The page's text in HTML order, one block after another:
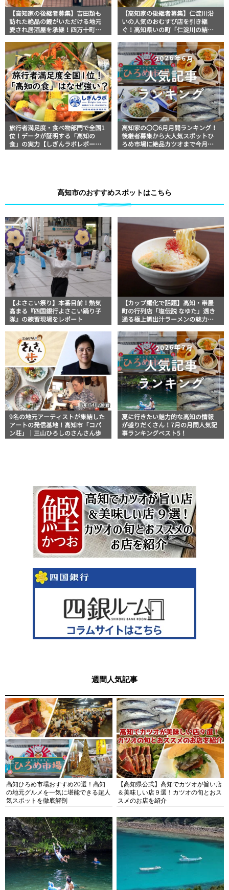
【高知家の後継者募集】吉田類も
訪れた絶品の鰹がいただける地元
愛され居酒屋を承継！四万十町
【高知家の後継者募集】仁淀川沿
いの人気のおむすび店を引き継
ぐ！高知県いの町「仁淀川の結
旅行者満足度・食べ物部門で全国1
位！データが証明する「高知の
食」の実力【しぎんラボレポー
高知家の〇〇6月月間ランキング！
後継者募集から大人気スポットひ
ろめ市場に絶品カツオまで今月の
高知市のおすすめスポットはこちら
【よさこい祭り】本番目前！熱気
高まる『四国銀行よさこい踊り子
隊』の練習現場をレポート
【カップ麺化で話題】高知・帯屋
町の行列店「塩伝説 なゆた」透き
通る極上鯛出汁ラーメンの魅力を
情報
9名の地元アーティストが集結した
アートの発信基地！高知市「コパ
ン荘」｜三山ひろしのさんさん歩
夏に行きたい魅力的な高知の情報
が盛りだくさん！7月の月間人気記
事ランキングベスト5！
週間人気記事
高知ひろめ市場おすすめ20選！高知
の地元グルメを一気に堪能できる超人
気スポットを徹底解剖
【高知県公式】高知でカツオが旨い店
＆美味しい店９選！カツオの旬とおス
スメのお店を紹介